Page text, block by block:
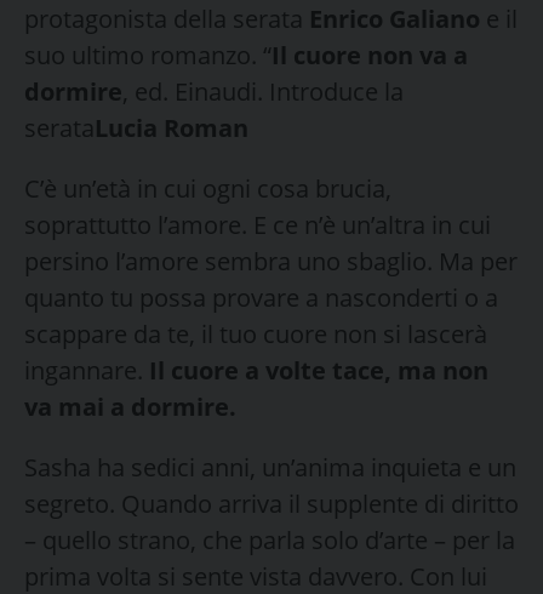
protagonista della serata Enrico Galiano e il
suo ultimo romanzo. “Il cuore non va a
dormire, ed. Einaudi. Introduce la
serataLucia Roman
C’è un’età in cui ogni cosa brucia,
soprattutto l’amore. E ce n’è un’altra in cui
persino l’amore sembra uno sbaglio. Ma per
quanto tu possa provare a nasconderti o a
scappare da te, il tuo cuore non si lascerà
ingannare. Il cuore a volte tace, ma non
va mai a dormire.
Sasha ha sedici anni, un’anima inquieta e un
segreto. Quando arriva il supplente di diritto
– quello strano, che parla solo d’arte – per la
prima volta si sente vista davvero. Con lui